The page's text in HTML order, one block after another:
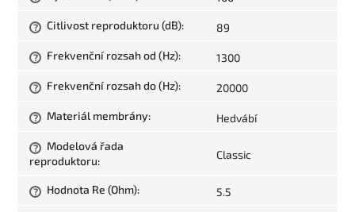
? Citlivost reproduktoru (dB): 89
? Frekvenční rozsah od (Hz): 1300
? Frekvenční rozsah do (Hz): 20000
? Materiál membrány: Hedvábí
?
Modelová řada
reproduktoru: Classic
? Hodnota Re (Ohm): 5.5